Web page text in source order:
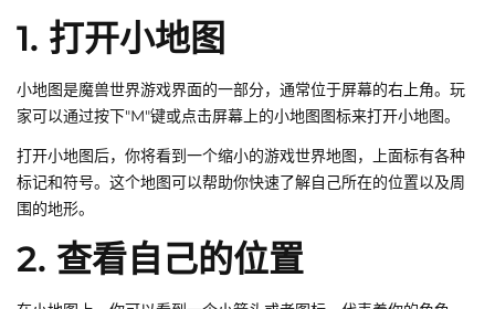
1. 打开小地图
小地图是魔兽世界游戏界面的一部分，通常位于屏幕的右上角。玩
家可以通过按下"M"键或点击屏幕上的小地图图标来打开小地图。
打开小地图后，你将看到一个缩小的游戏世界地图，上面标有各种
标记和符号。这个地图可以帮助你快速了解自己所在的位置以及周
围的地形。
2. 查看自己的位置